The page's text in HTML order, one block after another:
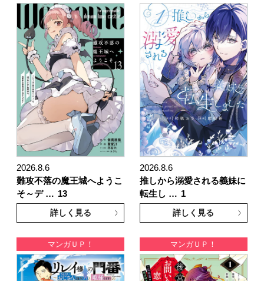
2026.8.6
難攻不落の魔王城へようこ
そ～デ … 13
詳しく見る
2026.8.6
推しから溺愛される義妹に
転生し … 1
詳しく見る
マンガＵＰ！ マンガＵＰ！